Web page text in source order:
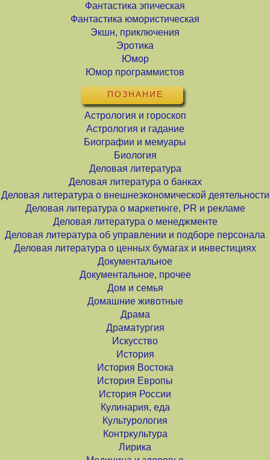
Фантастика эпическая
Фантастика юмористическая
Экшн, приключения
Эротика
Юмор
Юмор программистов
ПОЗНАНИЕ
Астрология и гороскоп
Астрология и гадание
Биографии и мемуары
Биология
Деловая литература
Деловая литература о банках
Деловая литература о внешнеэкономической деятельности
Деловая литература о маркетинге, PR и рекламе
Деловая литература о менеджменте
Деловая литература об управлении и подборе персонала
Деловая литература о ценных бумагах и инвестициях
Документальное
Документальное, прочее
Дом и семья
Домашние животные
Драма
Драматургия
Искусство
История
История Востока
История Европы
История России
Кулинария, еда
Культурология
Контркультура
Лирика